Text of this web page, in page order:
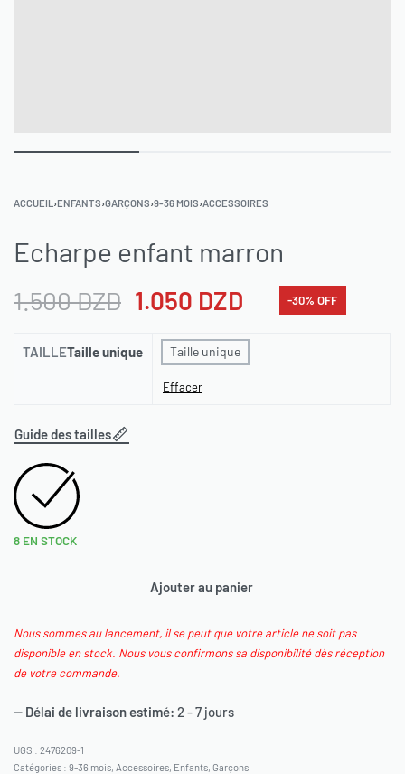
ACCUEIL ›ENFANTS›GARÇONS›9-36 MOIS›ACCESSOIRES
Echarpe enfant marron
1.500DZD 1.050 DZD -30% OFF
TAILLETaille unique Taille unique
Effacer
Guide des tailles
8 EN STOCK
Ajouter au panier
Nous sommes au lancement, il se peut que votre article ne soit pas
disponible en stock. Nous vous confirmons sa disponibilité dès réception
de votre commande.
— Délai de livraison estimé: 2 - 7 jours
2476209-1
Catégories : 9-36 mois, Accessoires, Enfants, Garçons